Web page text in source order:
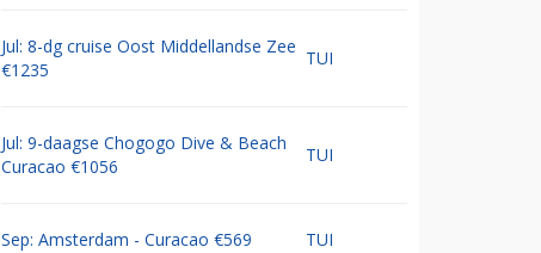
Jul: 8-dg cruise Oost Middellandse Zee
€1235
TUI
Jul: 9-daagse Chogogo Dive & Beach
Curacao €1056
TUI
Sep: Amsterdam - Curacao €569 TUI